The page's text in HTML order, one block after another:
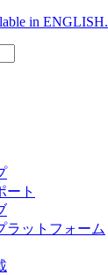
in ENGLISH.
ート
ラットフォーム